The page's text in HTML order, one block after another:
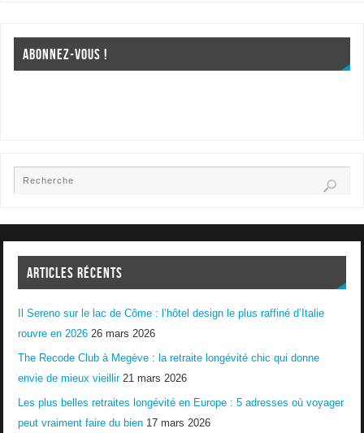
ABONNEZ-VOUS !
ARTICLES RÉCENTS
Il Sereno sur le lac de Côme : l’hôtel design le plus raffiné d’Italie
rouvre en 2026 26 mars 2026
The Recode Club à Megève : la retraite longévité chic qui donne
envie de mieux vieillir 21 mars 2026
Les plus belles retraites longévité en Europe : 5 adresses où voyager
peut vraiment faire du bien 17 mars 2026